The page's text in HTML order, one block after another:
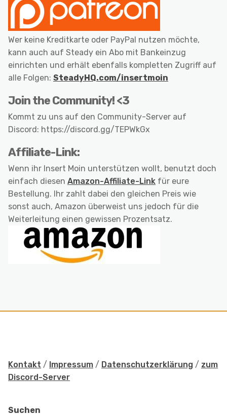
Wer keine Kreditkarte oder PayPal nutzen möchte,
kann auch auf Steady ein Abo mit Bankeinzug
einrichten und erhält ebenfalls kompletten Zugriff auf
alle Folgen: SteadyHQ.com/insertmoin
Join the Community! <3
Kommt zu uns auf den Community-Server auf
Discord: https://discord.gg/TEPWkGx
Affiliate-Link:
Wenn ihr Insert Moin unterstützen wollt, benutzt doch
einfach diesen Amazon-Affiliate-Link für eure
Bestellung. Ihr zahlt dabei den gleichen Preis wie
sonst auch, Amazon überweist uns jedoch für die
Weiterleitung einen gewissen Prozentsatz.
Kontakt / Impressum / Datenschutzerklärung / zum
Discord-Server
Suchen